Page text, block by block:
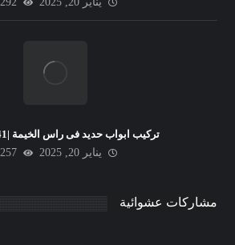
تركيب ابواب حديد فى راس الخيمة |0506691641
يناير 20, 2025
257
مشاركات عشوائية